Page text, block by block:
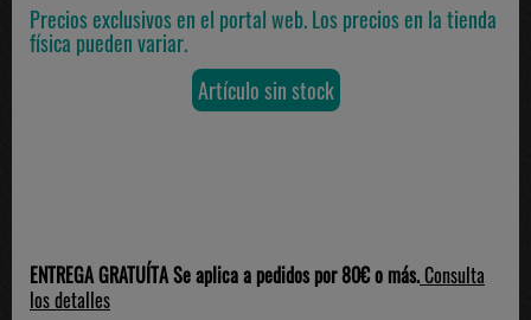
Precios exclusivos en el portal web. Los precios en la tienda
física pueden variar.
Artículo sin stock
ENTREGA GRATUÍTA Se aplica a pedidos por 80€ o más.Consulta
los detalles